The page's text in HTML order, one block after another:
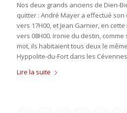
Nos deux grands anciens de Dien-
quitter : André Mayer a effectué
vers 17H00, et Jean Garnier, en
vers 08H00. Ironie du destin, comme
mot, ils habitaient tous deux le
Hyppolite-du-Fort dans les
Lire la suite